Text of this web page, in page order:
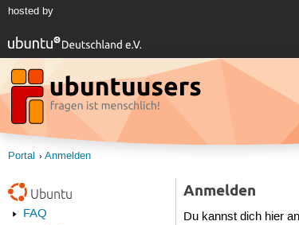
hosted by
Portal Anmelden
Ubuntu
FAQ
Anmelden
Du kannst dich hier